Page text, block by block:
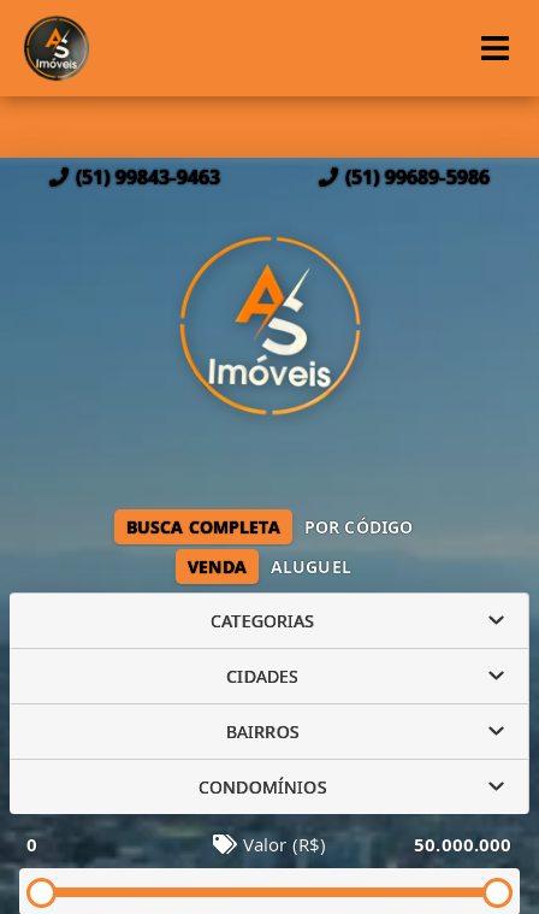
(51) 99843-9463 (51) 99689-5986
VENDA ALUGUEL
BUSCA COMPLETA POR CÓDIGO
CATEGORIAS
CIDADES
BAIRROS
CONDOMÍNIOS
0 Valor (R$) 50.000.000